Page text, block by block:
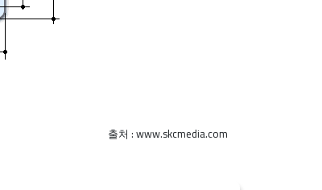
출처 : www.skcmedia.com